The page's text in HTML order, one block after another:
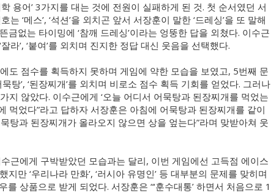
용어’ 3가지를 대는 것에 전원이 실패하게 된 것. 첫 순서였던 서
는 ‘메스’, ‘석션’을 외치곤 앞서 서장훈이 말한 ‘드레싱’을 또 말해
금없는 타이밍에 ‘참깨 드레싱’이라는 엉뚱한 답을 외쳤다. 이수근
라’, ‘붙여’를 외치며 진지한 정답 대신 웃음을 선택했다.
도 점수를 획득하지 못하며 게임에 약한 모습을 보였고, 5번째 문
묵탕’, ‘된장찌개’를 외치며 비로소 점수 획득 기회를 얻었다. 그러나
지 않았다. 이수근에게 ‘오늘 어디서 어묵탕과 된장찌개를 먹었는
먹었다”라고 답하자 서장훈은 아침에 어묵탕과 된장찌개를 같이
탕과 된장찌개가 올라오지 않으면 상을 엎는다”라며 맞받아쳐 웃
근에게 구박받았던 모습과는 달리, 이번 게임에선 고득점 에이스
만 ‘우리나라 만화’, ‘러시아 유명인’ 등 대부분의 문제를 맞히며
상품으로 받게 되었다. 서장훈은 “‘훈수대통’ 하면서 처음으로 1